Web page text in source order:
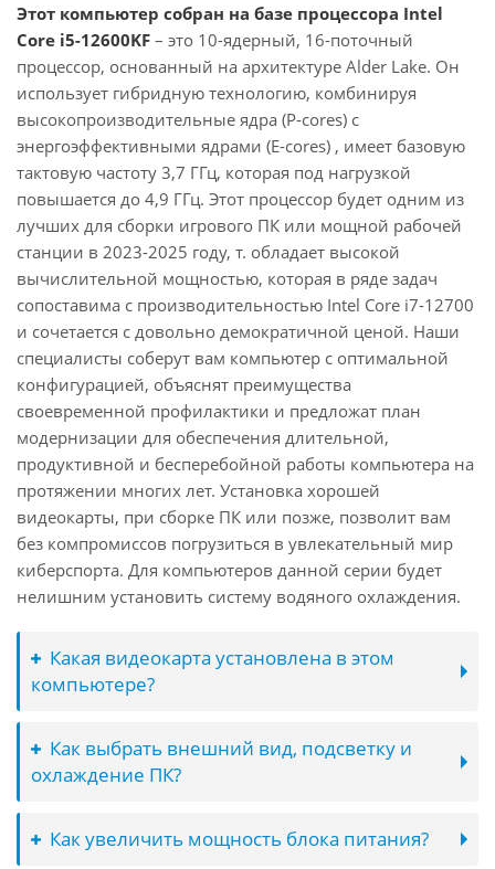
Этот компьютер собран на базе процессора Intel
Core i5-12600KF – это 10-ядерный, 16-поточный
процессор, основанный на архитектуре Alder Lake. Он
использует гибридную технологию, комбинируя
высокопроизводительные ядра (P-cores) с
энергоэффективными ядрами (E-cores) , имеет базовую
тактовую частоту 3,7 ГГц, которая под нагрузкой
повышается до 4,9 ГГц. Этот процессор будет одним из
лучших для сборки игрового ПК или мощной рабочей
станции в 2023-2025 году, т. обладает высокой
вычислительной мощностью, которая в ряде задач
сопоставима с производительностью Intel Core i7-12700
и сочетается с довольно демократичной ценой. Наши
специалисты соберут вам компьютер с оптимальной
конфигурацией, объяснят преимущества
своевременной профилактики и предложат план
модернизации для обеспечения длительной,
продуктивной и бесперебойной работы компьютера на
протяжении многих лет. Установка хорошей
видеокарты, при сборке ПК или позже, позволит вам
без компромиссов погрузиться в увлекательный мир
киберспорта. Для компьютеров данной серии будет
нелишним установить систему водяного охлаждения.
Какая видеокарта установлена в этом
компьютере?
Как выбрать внешний вид, подсветку и
охлаждение ПК?
Как увеличить мощность блока питания?